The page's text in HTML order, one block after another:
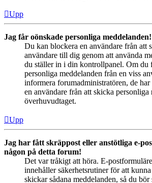
Upp
Jag får oönskade personliga meddelanden!
Du kan blockera en användare från att
användare till dig genom att använda
du ställer in i din kontrollpanel. Om du
personliga meddelanden från en viss
informera forumadministratören, de
en användare från att skicka personliga
överhuvudtaget.
Upp
Jag har fått skräppost eller anstötliga e-
någon på detta forum!
Det var tråkigt att höra. E-
innehåller säkerhetsrutiner för att
skickar sådana meddelanden, så du